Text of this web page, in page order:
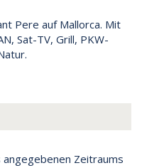
Pere auf Mallorca. Mit
Sat-TV, Grill, PKW-
Zeitraums